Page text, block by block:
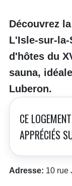
Découvrez
L'Isle-sur-la-
d'hôtes du
sauna,
Luberon.
CE
APPRÉCIÉS
Adresse: 10 rue